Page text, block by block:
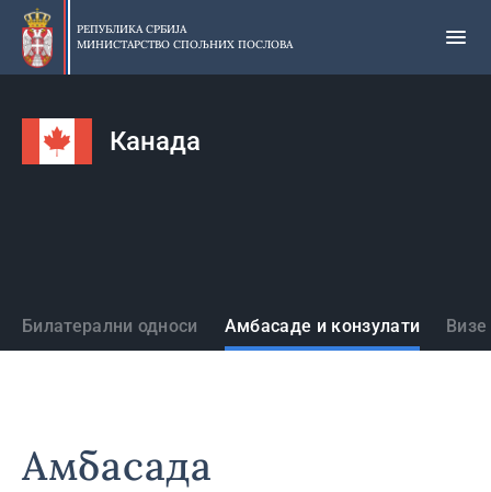
Прескочи
главни
део
РЕПУБЛИКА СРБИЈА
МИНИСТАРСТВО СПОЉНИХ ПОСЛОВА
Канада
Државе
Билатерални односи Амбасаде и конзулати
Амбасада